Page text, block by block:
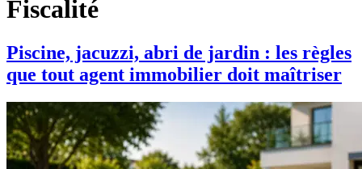
Fiscalité
Piscine, jacuzzi, abri de jardin : les règles
que tout agent immobilier doit maîtriser